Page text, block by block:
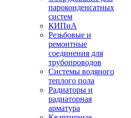
пароконденсатных
систем
КИПиА
Резьбовые и
ремонтные
соединения для
трубопроводов
Системы водяного
теплого пола
Радиаторы и
радиаторная
арматура